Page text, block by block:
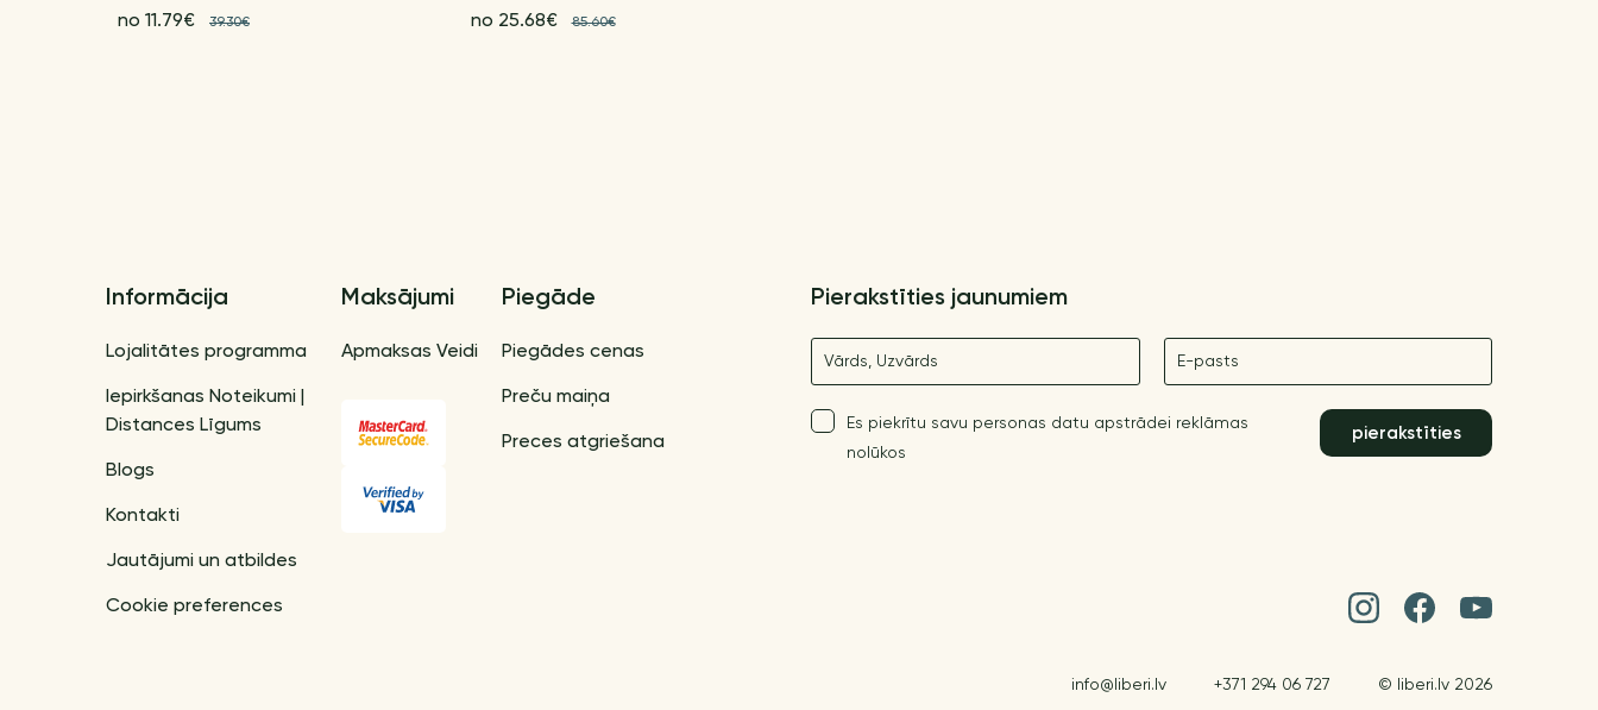
no 11.79€ 39.30€ no 25.68€ 85.60€
Informācija
Lojalitātes programma
Iepirkšanas Noteikumi |
Distances Līgums
Blogs
Kontakti
Jautājumi un atbildes
Cookie preferences
Maksājumi
Apmaksas Veidi
Piegāde
Piegādes cenas
Preču maiņa
Preces atgriešana
Pierakstīties jaunumiem
Nosaukums E-pasts
Es piekrītu savu personas datu apstrādei reklāmas
nolūkos
pierakstīties
info@liberi.lv +371 294 06 727 © liberi.lv 2026